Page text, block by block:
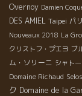
Overnoy Damien
DES AMIEL Taipei パ
Nouveaux 2018 La
クリストフ・プエヨ ブ
ム・ソリーニ シャト
Domaine Richaud
ク Domaine de la